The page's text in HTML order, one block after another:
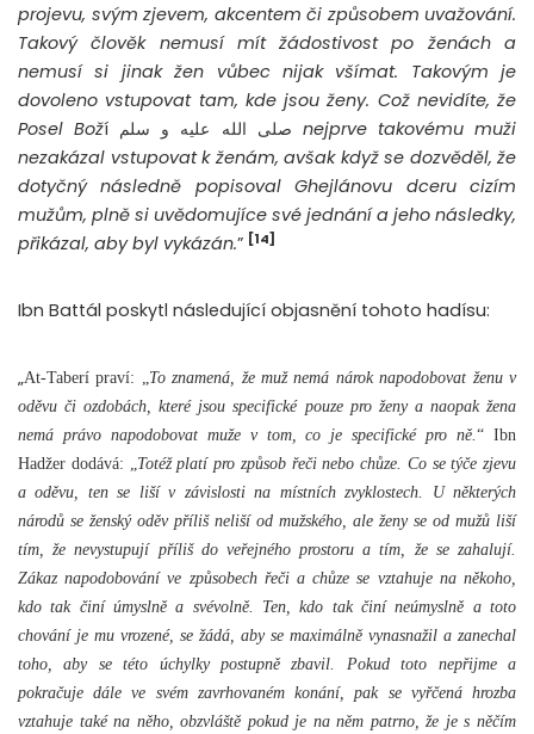
projevu, svým zjevem, akcentem či způsobem uvažování.
Takový člověk nemusí mít žádostivost po ženách a
nemusí si jinak žen vůbec nijak všímat. Takovým je
dovoleno vstupovat tam, kde jsou ženy. Což nevidíte, že
Posel Bož
nejprve takovému muži
nezakázal vstupovat k ženám, avšak když se dozvěděl, že
dotyčný následně popisoval Ghejlánovu dceru cizím
mužům, plně si uvědomujíce své jednání a jeho následky,
přikázal, aby byl vykázán.” [14]
Ibn Battál poskytl následující objasnění tohoto hadísu:
„At-Taberí praví: „ To znamená, že muž nemá nárok napodobovat ženu v
oděvu či ozdobách, které jsou specifické pouze pro ženy a naopak žena
nemá právo napodobovat muže v tom, co je specifické pro ně.“ Ibn
Hadžer dodává: „ Totéž platí pro způsob řeči nebo chůze. Co se týče zjevu
a oděvu, ten se liší v závislosti na místních zvyklostech. U některých
národů se ženský oděv příliš neliší od mužského, ale ženy se od mužů liší
tím, že nevystupují příliš do veřejného prostoru a tím, že se zahalují.
Zákaz napodobování ve způsobech řeči a chůze se vztahuje na někoho,
kdo tak činí úmyslně a svévolně. Ten, kdo tak činí neúmyslně a toto
chování je mu vrozené, se žádá, aby se maximálně vynasnažil a zanechal
toho, aby se této úchylky postupně zbavil. Pokud toto nepřijme a
pokračuje dále ve svém zavrhovaném konání, pak se vyřčená hrozba
vztahuje také na něho, obzvláště pokud je na něm patrno, že je s něčím